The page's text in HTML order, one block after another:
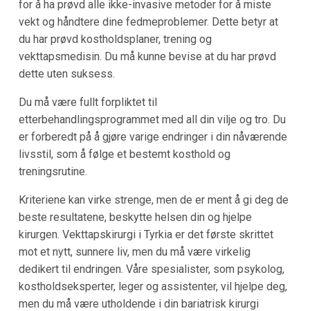
for å ha prøvd alle ikke-invasive metoder for å miste
vekt og håndtere dine fedmeproblemer. Dette betyr at
du har prøvd kostholdsplaner, trening og
vekttapsmedisin. Du må kunne bevise at du har prøvd
dette uten suksess.
Du må være fullt forpliktet til
etterbehandlingsprogrammet med all din vilje og tro. Du
er forberedt på å gjøre varige endringer i din nåværende
livsstil, som å følge et bestemt kosthold og
treningsrutine.
Kriteriene kan virke strenge, men de er ment å gi deg de
beste resultatene, beskytte helsen din og hjelpe
kirurgen. Vekttapskirurgi i Tyrkia er det første skrittet
mot et nytt, sunnere liv, men du må være virkelig
dedikert til endringen. Våre spesialister, som psykolog,
kostholdseksperter, leger og assistenter, vil hjelpe deg,
men du må være utholdende i din bariatrisk kirurgi